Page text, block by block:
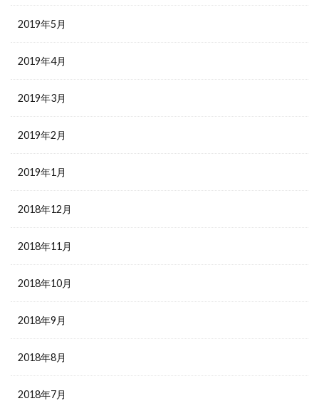
2019年5月
2019年4月
2019年3月
2019年2月
2019年1月
2018年12月
2018年11月
2018年10月
2018年9月
2018年8月
2018年7月